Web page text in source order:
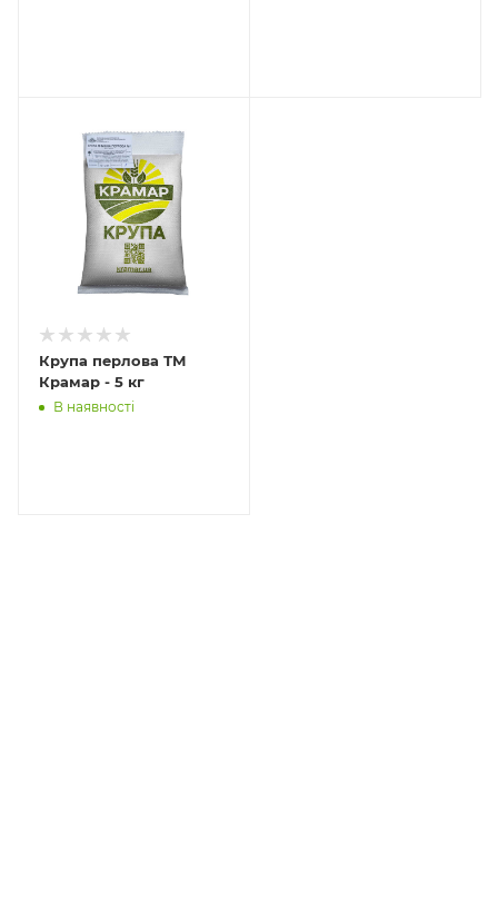
Крупа перлова ТМ
Крамар - 5 кг
В наявності